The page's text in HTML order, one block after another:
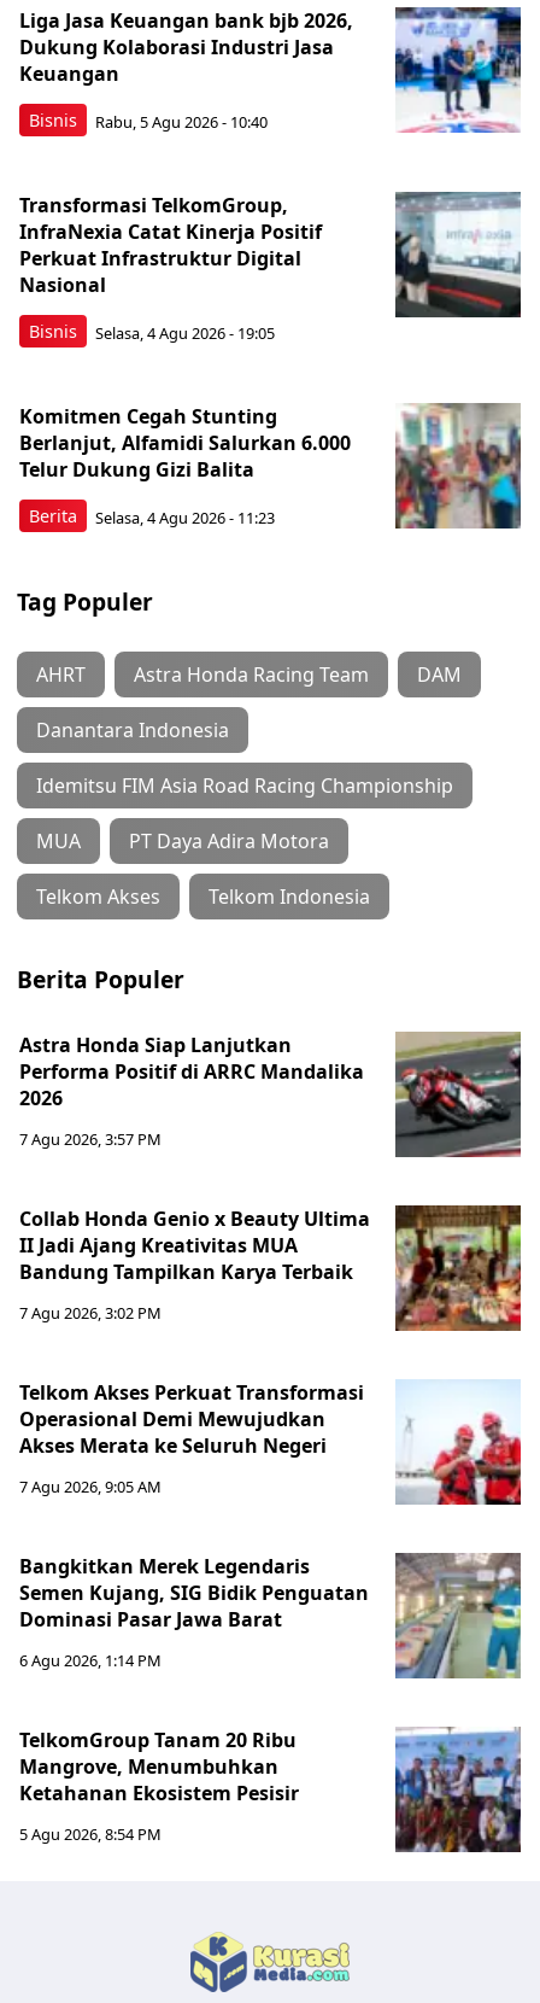
Bisnis
Liga Jasa Keuangan bank bjb 2026,
Dukung Kolaborasi Industri Jasa
Keuangan
Rabu, 5 Agu 2026 - 10:40
Bisnis
Transformasi TelkomGroup,
InfraNexia Catat Kinerja Positif
Perkuat Infrastruktur Digital
Nasional
Selasa, 4 Agu 2026 - 19:05
Berita
Komitmen Cegah Stunting
Berlanjut, Alfamidi Salurkan 6.000
Telur Dukung Gizi Balita
Selasa, 4 Agu 2026 - 11:23
Tag Populer
AHRT Astra Honda Racing Team DAM
Danantara Indonesia
Idemitsu FIM Asia Road Racing Championship
MUA PT Daya Adira Motora
Telkom Akses Telkom Indonesia
Berita Populer
Astra Honda Siap Lanjutkan
Performa Positif di ARRC Mandalika
2026
7 Agu 2026, 3:57 PM
Collab Honda Genio x Beauty Ultima
II Jadi Ajang Kreativitas MUA
Bandung Tampilkan Karya Terbaik
7 Agu 2026, 3:02 PM
Telkom Akses Perkuat Transformasi
Operasional Demi Mewujudkan
Akses Merata ke Seluruh Negeri
7 Agu 2026, 9:05 AM
Bangkitkan Merek Legendaris
Semen Kujang, SIG Bidik Penguatan
Dominasi Pasar Jawa Barat
6 Agu 2026, 1:14 PM
TelkomGroup Tanam 20 Ribu
Mangrove, Menumbuhkan
Ketahanan Ekosistem Pesisir
5 Agu 2026, 8:54 PM